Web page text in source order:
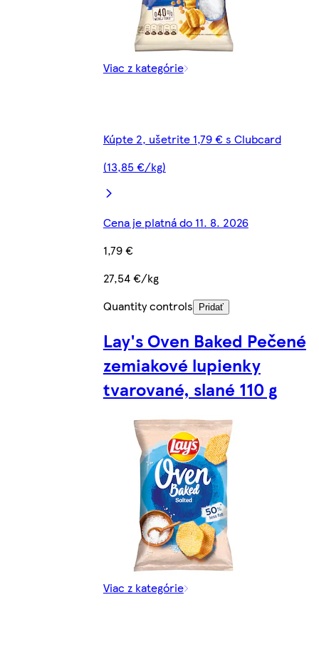
Viac z kategórie
Kúpte 2, ušetrite 1,79 € s Clubcard
(13,85 €/kg)
Cena je platná do 11. 8. 2026
1,79 €
27,54 €/kg
Quantity controls
Pridať
Lay's Oven Baked Pečené
zemiakové lupienky
tvarované, slané 110 g
Viac z kategórie